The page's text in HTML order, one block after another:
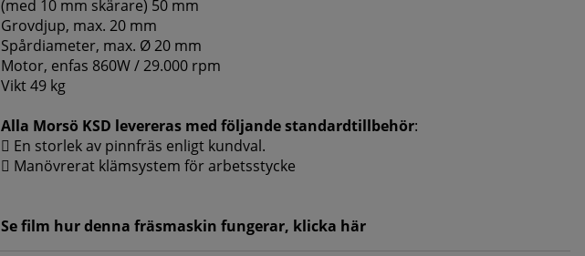
(med 10 mm skärare) 50 mm
Grovdjup, max. 20 mm
Spårdiameter, max. Ø 20 mm
Motor, enfas 860W / 29.000 rpm
Vikt 49 kg
Alla Morsö KSD levereras med följande standardtillbehör:
 En storlek av pinnfräs enligt kundval.
 Manövrerat klämsystem för arbetsstycke
Se film hur denna fräsmaskin fungerar, klicka här